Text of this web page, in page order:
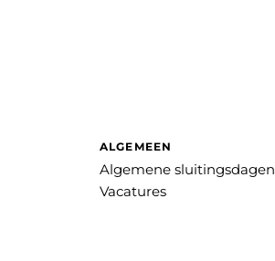
ALGEMEEN
Algemene sluitingsdagen
Vacatures